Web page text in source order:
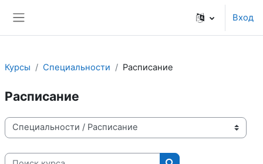
Вход
Курсы Специальности Расписание
Расписание
Категории курсов
Поиск курса